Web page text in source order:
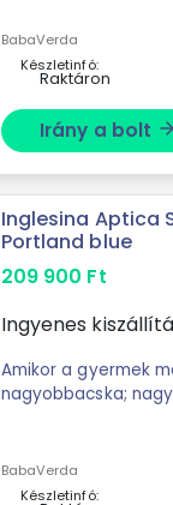
kényelmet biztosító
BabaVerda
Készletinfó:
Raktáron
Irány a bolt arrow_forward
Inglesina Aptica
Portland blue
209 900 Ft
Ingyenes
Amikor a gyermek
nagyobbacska;
kényelmet biztosító
BabaVerda
Készletinfó: